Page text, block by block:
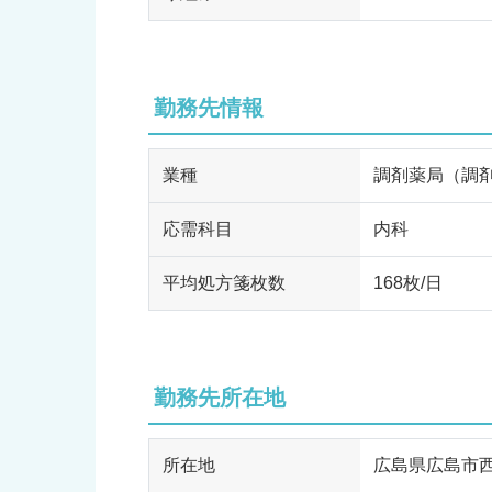
勤務先情報
業種 調剤薬局（調
応需科目 内科
平均処方箋枚数 168枚/日
勤務先所在地
所在地 広島県広島市